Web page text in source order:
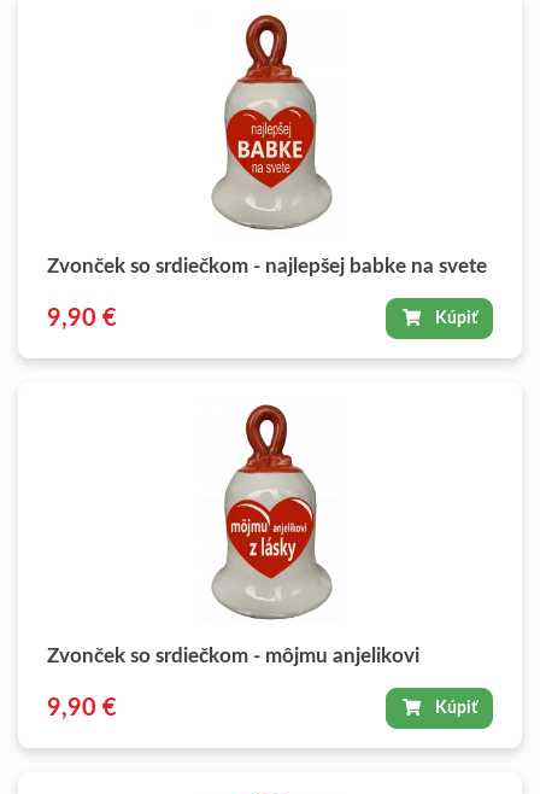
Zvonček so srdiečkom - najlepšej babke na svete
9,90 € Kúpiť
Zvonček so srdiečkom - môjmu anjelikovi
9,90 € Kúpiť